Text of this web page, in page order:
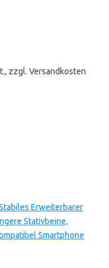
zzgl. Versandkosten
Erweiterbarer
Stativbeine,
Smartphone